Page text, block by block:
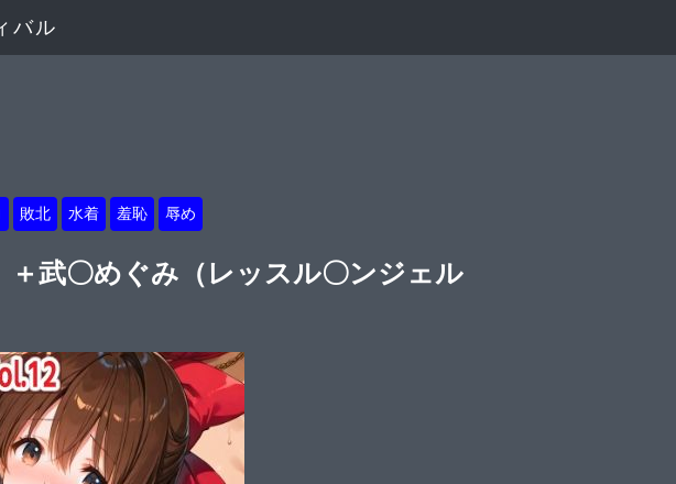
バル
敗北 水着 羞恥 辱め
武〇めぐみ（レッスル〇ンジェル